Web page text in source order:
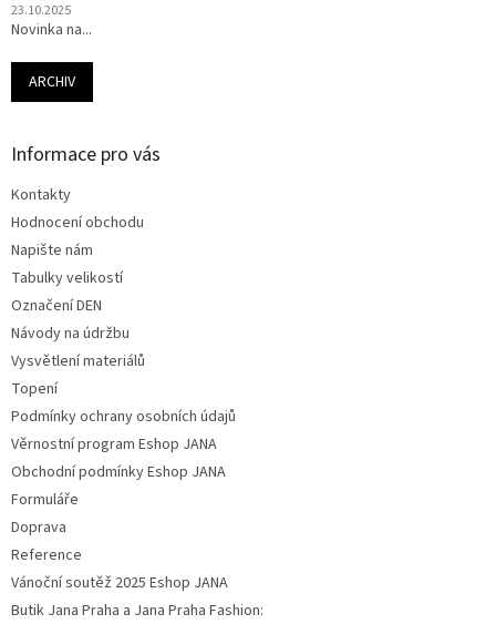
23.10.2025
Novinka na...
ARCHIV
Informace pro vás
Kontakty
Hodnocení obchodu
Napište nám
Tabulky velikostí
Označení DEN
Návody na údržbu
Vysvětlení materiálů
Topení
Podmínky ochrany osobních údajů
Věrnostní program Eshop JANA
Obchodní podmínky Eshop JANA
Formuláře
Doprava
Reference
Vánoční soutěž 2025 Eshop JANA
Butik Jana Praha a Jana Praha Fashion: